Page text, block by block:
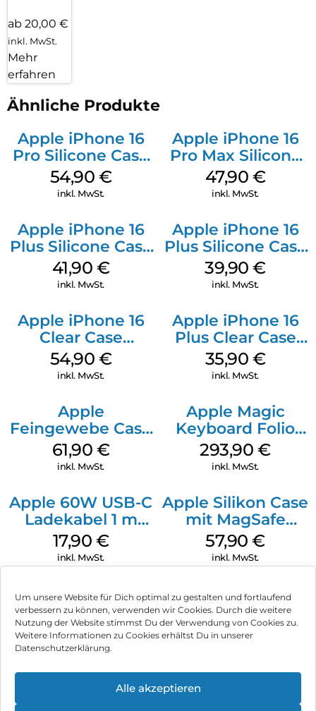
Um unsere Website für Dich optimal zu gestalten und fortlaufend
verbessern zu können, verwenden wir Cookies. Durch die weitere
Nutzung der Website stimmst Du der Verwendung von Cookies zu.
Weitere Informationen zu Cookies erhältst Du in unserer
Datenschutzerklärung.
Alle akzeptieren
ab 20,00 €
inkl. MwSt.
Mehr
erfahren
Ähnliche Produkte
Apple iPhone 16
Pro Silicone Case
MagSafe Black
54,90 €
inkl. MwSt.
Apple iPhone 16
Pro Max Silicone
Case MagSafe
Black
47,90 €
inkl. MwSt.
Apple iPhone 16
Plus Silicone Case
MagSafe Stone
Gray
41,90 €
inkl. MwSt.
Apple iPhone 16
Plus Silicone Case
MagSafe Plum
39,90€
inkl. MwSt.
Apple iPhone 16
Clear Case
MagSafe
Transparent
54,90 €
inkl. MwSt.
Apple iPhone 16
Plus Clear Case
MagSafe
Transparent
35,90 €
inkl. MwSt.
Apple
Feingewebe Case
iPhone 15 Pro
MagSafe Schwarz
61,90 €
inkl. MwSt.
Apple Magic
Keyboard Folio
iPad 10.9″ (10.Gen.)
Weiß
293,90€
inkl. MwSt.
Apple 60W USB-C
Ladekabel 1 m
Weiß
17,90 €
inkl. MwSt.
Apple Silikon Case
mit MagSafe
iPhone 14 Pro
(PRODUCT)RED
57,90€
inkl. MwSt.
Impressum
Können wir Dir behilflich sein?